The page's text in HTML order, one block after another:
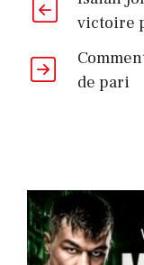
victoire
de pari